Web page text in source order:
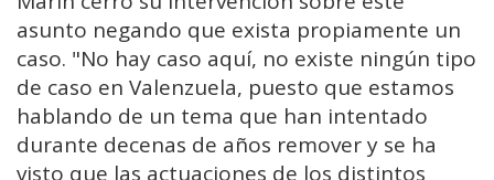
asunto negando que exista propiamente un
caso. "No hay caso aquí, no existe ningún tipo
de caso en Valenzuela, puesto que estamos
hablando de un tema que han intentado
durante decenas de años remover y se ha
visto que las actuaciones de los distintos